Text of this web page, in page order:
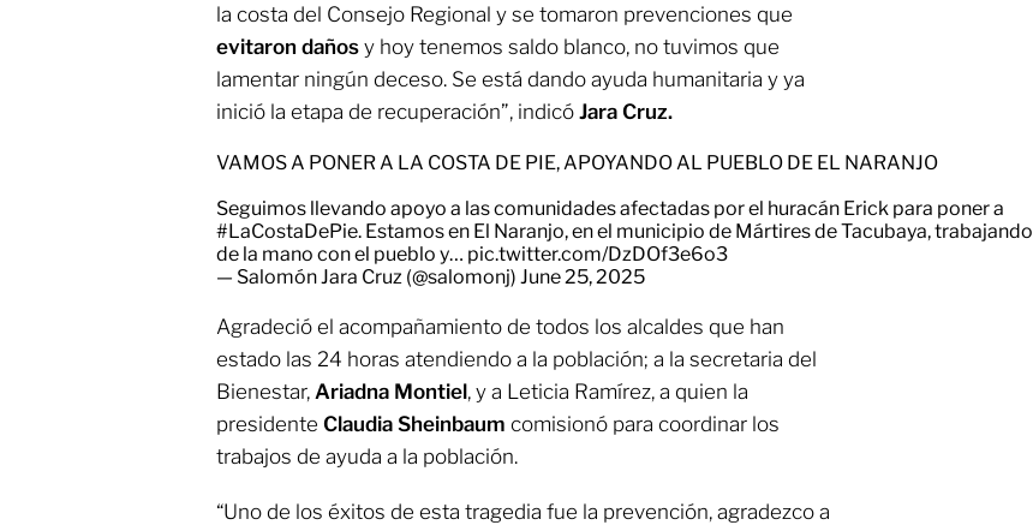
la costa del Consejo Regional y se tomaron prevenciones que
evitaron daños y hoy tenemos saldo blanco, no tuvimos que
lamentar ningún deceso. Se está dando ayuda humanitaria y ya
inició la etapa de recuperación”, indicó Jara Cruz.
VAMOS A PONER A LA COSTA DE PIE, APOYANDO AL PUEBLO DE EL NARANJO
Seguimos llevando apoyo a las comunidades afectadas por el huracán Erick para poner a
#LaCostaDePie. Estamos en El Naranjo, en el municipio de Mártires de Tacubaya, trabajando
de la mano con el pueblo y… pic.twitter.com/DzDOf3e6o3
— Salomón Jara Cruz (@salomonj) June 25, 2025
Agradeció el acompañamiento de todos los alcaldes que han
estado las 24 horas atendiendo a la población; a la secretaria del
Bienestar, Ariadna Montiel, y a Leticia Ramírez, a quien la
presidente Claudia Sheinbaum comisionó para coordinar los
trabajos de ayuda a la población.
“Uno de los éxitos de esta tragedia fue la prevención, agradezco a